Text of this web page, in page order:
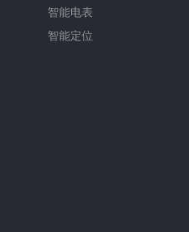
智能电表
智能定位